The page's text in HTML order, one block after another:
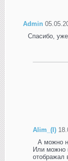
Admin
Спасибо,
Alim_(I)
А можно
Или можно
отображал